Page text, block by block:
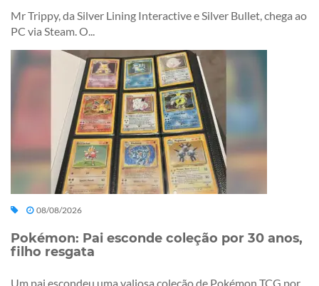
Mr Trippy, da Silver Lining Interactive e Silver Bullet, chega ao
PC via Steam. O...
08/08/2026
Pokémon: Pai esconde coleção por 30 anos,
filho resgata
Um pai escondeu uma valiosa coleção de Pokémon TCG por